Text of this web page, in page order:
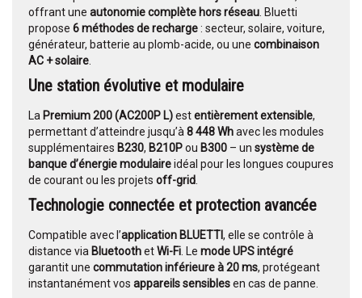
offrant une autonomie complète hors réseau . Bluetti
propose 6 méthodes de recharge: secteur, solaire, voiture,
générateur, batterie au plomb-acide, ou une combinaison
AC + solaire
Une station évolutive et modulaire
La Premium 200 (AC200P L)estentièrement extensible,
permettant d’atteindre jusqu’à 8 448 Whavec les modules
supplémentaires B230, B210Pou B300 – un système de
banque d’énergie modulaireidéal pour les longues coupures
de courant ou les projets off-grid
Technologie connectée et protection avancée
Compatible avec l’application BLUETTI, elle se contrôle à
distance via BluetoothetWi-Fi . Le mode UPS intégré
garantit une commutation inférieure à 20 ms, protégeant
instantanément vos appareils sensiblesen cas de panne.